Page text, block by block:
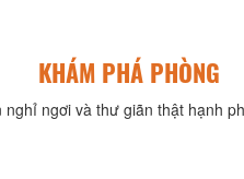
KHÁM PHÁ PHÒNG
ngơi và thư giãn thật hạnh